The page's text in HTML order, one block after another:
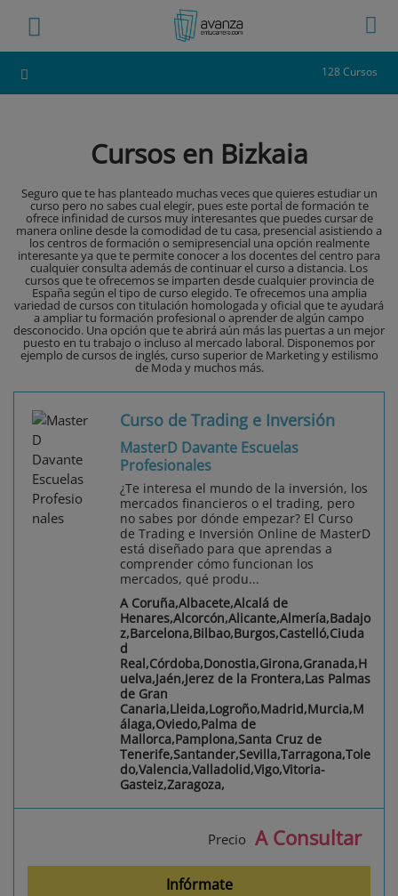
128 Cursos
Cursos en Bizkaia
Seguro que te has planteado muchas veces que quieres estudiar un
curso pero no sabes cual elegir, pues este portal de formación te
ofrece infinidad de cursos muy interesantes que puedes cursar de
manera online desde la comodidad de tu casa, presencial asistiendo a
los centros de formación o semipresencial una opción realmente
interesante ya que te permite conocer a los docentes del centro para
cualquier consulta además de continuar el curso a distancia. Los
cursos que te ofrecemos se imparten desde cualquier provincia de
España según el tipo de curso elegido. Te ofrecemos una amplia
variedad de cursos con titulación homologada y oficial que te ayudará
a ampliar tu formación profesional o aprender de algún campo
desconocido. Una opción que te abrirá aún más las puertas a un mejor
puesto en tu trabajo o incluso al mercado laboral. Disponemos por
ejemplo de cursos de inglés, curso superior de Marketing y estilismo
de Moda y muchos más.
Curso de Trading e Inversión
MasterD Davante Escuelas
Profesionales
¿Te interesa el mundo de la inversión, los
mercados financieros o el trading, pero
no sabes por dónde empezar? El Curso
de Trading e Inversión Online de MasterD
está diseñado para que aprendas a
comprender cómo funcionan los
mercados, qué produ...
A Coruña,Albacete,Alcalá de
Henares,Alcorcón,Alicante,Almería,Badajo
z,Barcelona,Bilbao,Burgos,Castelló,Ciuda
d
Real,Córdoba,Donostia,Girona,Granada,H
uelva,Jaén,Jerez de la Frontera,Las Palmas
de Gran
Canaria,Lleida,Logroño,Madrid,Murcia,M
álaga,Oviedo,Palma de
Mallorca,Pamplona,Santa Cruz de
Tenerife,Santander,Sevilla,Tarragona,Tole
do,Valencia,Valladolid,Vigo,Vitoria-
Gasteiz,Zaragoza,
Precio A Consultar
Infórmate